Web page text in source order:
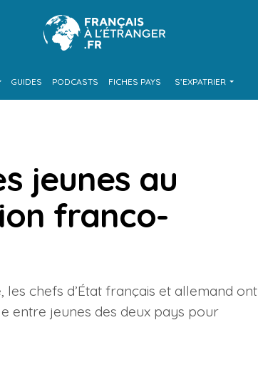
GUIDES PODCASTS FICHES PAYS S’EXPATRIER
jeunes au
franco-
les chefs d’État français et allemand ont
entre jeunes des deux pays pour